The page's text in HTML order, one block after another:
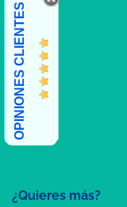
¿Quieres más?
OPINIONES CLIENTES